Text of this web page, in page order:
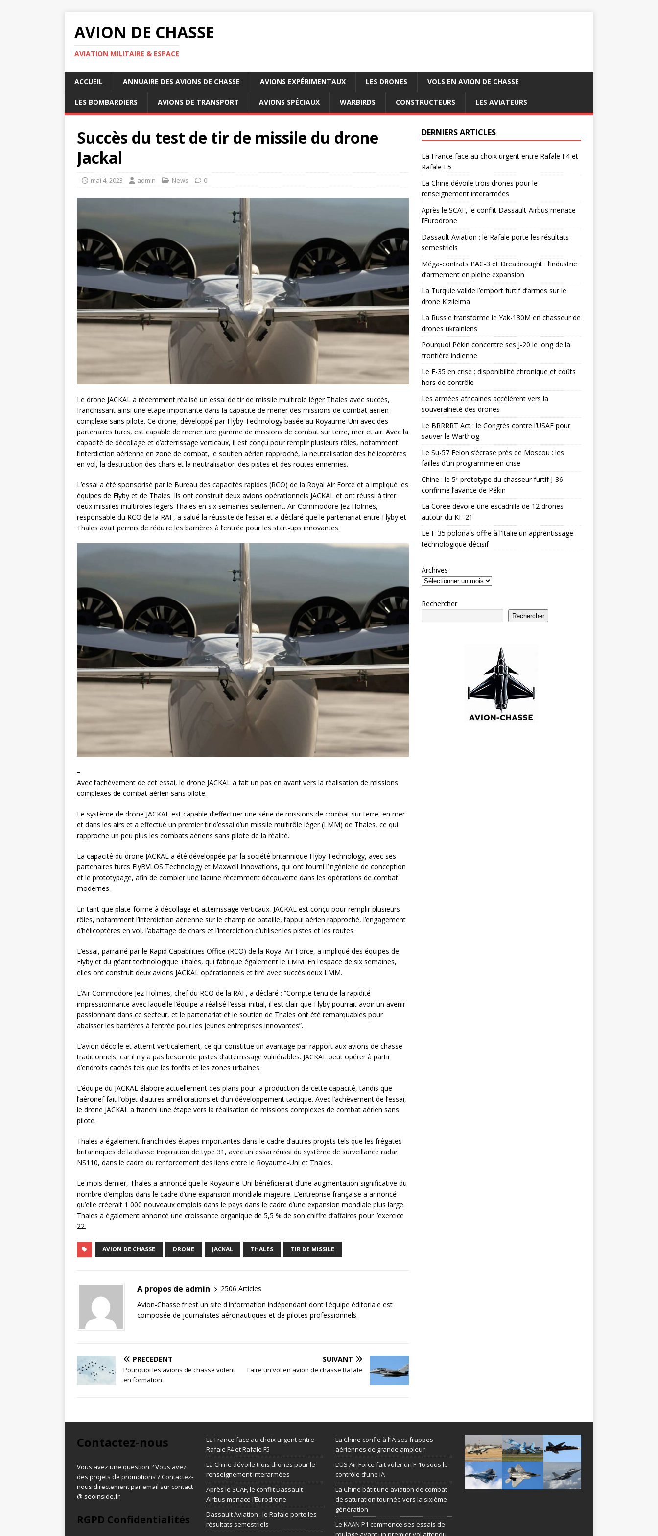
AVION DE CHASSE
AVIATION MILITAIRE & ESPACE
ACCUEIL ANNUAIRE DES AVIONS DE CHASSE AVIONS EXPÉRIMENTAUX LES DRONES VOLS EN AVION DE CHASSE
LES BOMBARDIERS AVIONS DE TRANSPORT AVIONS SPÉCIAUX WARBIRDS CONSTRUCTEURS LES AVIATEURS
Succès du test de tir de missile du drone
Jackal
mai 4, 2023 admin News 0
Le drone JACKAL a récemment réalisé un essai de tir de missile multirole léger Thales avec succès,
franchissant ainsi une étape importante dans la capacité de mener des missions de combat aérien
complexe sans pilote. Ce drone, développé par Flyby Technology basée au Royaume-Uni avec des
partenaires turcs, est capable de mener une gamme de missions de combat sur terre, mer et air. Avec la
capacité de décollage et d’atterrissage verticaux, il est conçu pour remplir plusieurs rôles, notamment
l’interdiction aérienne en zone de combat, le soutien aérien rapproché, la neutralisation des hélicoptères
en vol, la destruction des chars et la neutralisation des pistes et des routes ennemies.
L’essai a été sponsorisé par le Bureau des capacités rapides (RCO) de la Royal Air Force et a impliqué les
équipes de Flyby et de Thales. Ils ont construit deux avions opérationnels JACKAL et ont réussi à tirer
deux missiles multiroles légers Thales en six semaines seulement. Air Commodore Jez Holmes,
responsable du RCO de la RAF, a salué la réussite de l’essai et a déclaré que le partenariat entre Flyby et
Thales avait permis de réduire les barrières à l’entrée pour les start-ups innovantes.
–
Avec l’achèvement de cet essai, le drone JACKAL a fait un pas en avant vers la réalisation de missions
complexes de combat aérien sans pilote.
Le système de drone JACKAL est capable d’effectuer une série de missions de combat sur terre, en mer
et dans les airs et a effectué un premier tir d’essai d’un missile multirôle léger (LMM) de Thales, ce qui
rapproche un peu plus les combats aériens sans pilote de la réalité.
La capacité du drone JACKAL a été développée par la société britannique Flyby Technology, avec ses
partenaires turcs FlyBVLOS Technology et Maxwell Innovations, qui ont fourni l’ingénierie de conception
et le prototypage, afin de combler une lacune récemment découverte dans les opérations de combat
modernes.
En tant que plate-forme à décollage et atterrissage verticaux, JACKAL est conçu pour remplir plusieurs
rôles, notamment l’interdiction aérienne sur le champ de bataille, l’appui aérien rapproché, l’engagement
d’hélicoptères en vol, l’abattage de chars et l’interdiction d’utiliser les pistes et les routes.
L’essai, parrainé par le Rapid Capabilities Office (RCO) de la Royal Air Force, a impliqué des équipes de
Flyby et du géant technologique Thales, qui fabrique également le LMM. En l’espace de six semaines,
elles ont construit deux avions JACKAL opérationnels et tiré avec succès deux LMM.
L’Air Commodore Jez Holmes, chef du RCO de la RAF, a déclaré : “Compte tenu de la rapidité
impressionnante avec laquelle l’équipe a réalisé l’essai initial, il est clair que Flyby pourrait avoir un avenir
passionnant dans ce secteur, et le partenariat et le soutien de Thales ont été remarquables pour
abaisser les barrières à l’entrée pour les jeunes entreprises innovantes”.
L’avion décolle et atterrit verticalement, ce qui constitue un avantage par rapport aux avions de chasse
traditionnels, car il n’y a pas besoin de pistes d’atterrissage vulnérables. JACKAL peut opérer à partir
d’endroits cachés tels que les forêts et les zones urbaines.
L’équipe du JACKAL élabore actuellement des plans pour la production de cette capacité, tandis que
l’aéronef fait l’objet d’autres améliorations et d’un développement tactique. Avec l’achèvement de l’essai,
le drone JACKAL a franchi une étape vers la réalisation de missions complexes de combat aérien sans
pilote.
Thales a également franchi des étapes importantes dans le cadre d’autres projets tels que les frégates
britanniques de la classe Inspiration de type 31, avec un essai réussi du système de surveillance radar
NS110, dans le cadre du renforcement des liens entre le Royaume-Uni et Thales.
Le mois dernier, Thales a annoncé que le Royaume-Uni bénéficierait d’une augmentation significative du
nombre d’emplois dans le cadre d’une expansion mondiale majeure. L’entreprise française a annoncé
qu’elle créerait 1 000 nouveaux emplois dans le pays dans le cadre d’une expansion mondiale plus large.
Thales a également annoncé une croissance organique de 5,5 % de son chiffre d’affaires pour l’exercice
22.
AVION DE CHASSE DRONE JACKAL THALES TIR DE MISSILE
A propos de admin
2506 Articles
Avion-Chasse.fr est un site d'information indépendant dont l'équipe éditoriale est
composée de journalistes aéronautiques et de pilotes professionnels.
PRÉCÉDENT
Pourquoi les avions de chasse volent
en formation
SUIVANT
Faire un vol en avion de chasse Rafale
DERNIERS ARTICLES
La France face au choix urgent entre Rafale F4 et
Rafale F5
La Chine dévoile trois drones pour le
renseignement interarmées
Après le SCAF, le conflit Dassault-Airbus menace
l’Eurodrone
Dassault Aviation : le Rafale porte les résultats
semestriels
Méga-contrats PAC-3 et Dreadnought : l’industrie
d’armement en pleine expansion
La Turquie valide l’emport furtif d’armes sur le
drone Kızılelma
La Russie transforme le Yak-130M en chasseur de
drones ukrainiens
Pourquoi Pékin concentre ses J-20 le long de la
frontière indienne
Le F-35 en crise : disponibilité chronique et coûts
hors de contrôle
Les armées africaines accélèrent vers la
souveraineté des drones
Le BRRRRT Act : le Congrès contre l’USAF pour
sauver le Warthog
Le Su-57 Felon s’écrase près de Moscou : les
failles d’un programme en crise
Chine : le 5ᵉ prototype du chasseur furtif J-36
confirme l’avance de Pékin
La Corée dévoile une escadrille de 12 drones
autour du KF-21
Le F-35 polonais offre à l’Italie un apprentissage
technologique décisif
Archives
Rechercher
Rechercher
Contactez-nous
Vous avez une question ? Vous avez
des projets de promotions ? Contactez-
nous directement par email sur contact
@ seoinside.fr
RGPD Confidentialités
La France face au choix urgent entre
Rafale F4 et Rafale F5
La Chine dévoile trois drones pour le
renseignement interarmées
Après le SCAF, le conflit Dassault-
Airbus menace l’Eurodrone
Dassault Aviation : le Rafale porte les
résultats semestriels
La Chine confie à l’IA ses frappes
aériennes de grande ampleur
L’US Air Force fait voler un F-16 sous le
contrôle d’une IA
La Chine bâtit une aviation de combat
de saturation tournée vers la sixième
génération
Le KAAN P1 commence ses essais de
roulage avant un premier vol attendu